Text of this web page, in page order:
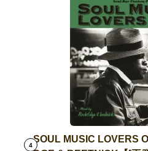
4
SOUL MUSIC LOVERS